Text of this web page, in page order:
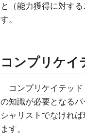
と（能力獲得に対す
す。
コンプリケイ
コンプリケイテッド
の知識が必要となる
シャリストでなけれ
ます。